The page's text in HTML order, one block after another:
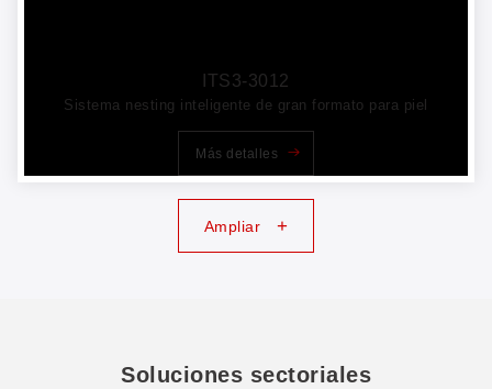
ITS3-3012
Sistema nesting inteligente de gran formato para piel
Más detalles
Ampliar +
Soluciones sectoriales